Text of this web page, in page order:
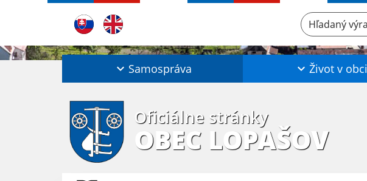
Hľadaný výraz...
Samospráva Život v obci
Oficiálne stránky
OBEC LOPAŠOV